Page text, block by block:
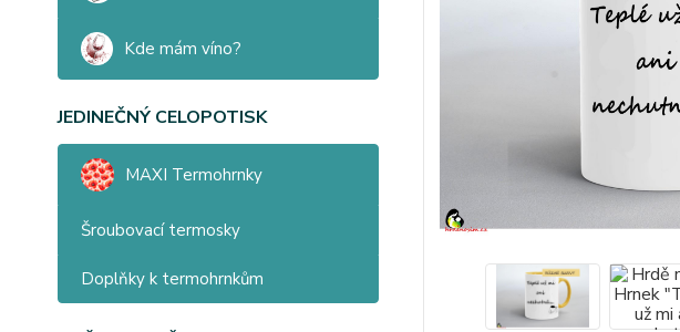
Kde mám víno?
JEDINEČNÝ CELOPOTISK
MAXI Termohrnky
Šroubovací termosky
Doplňky k termohrnkům